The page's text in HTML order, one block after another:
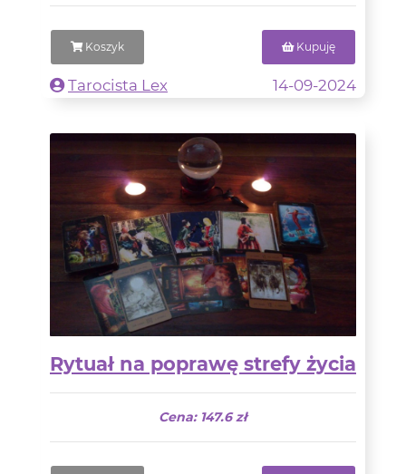
Koszyk Kupuję
Tarocista Lex 14-09-2024
Rytuał na poprawę strefy życia
Cena: 147.6 zł